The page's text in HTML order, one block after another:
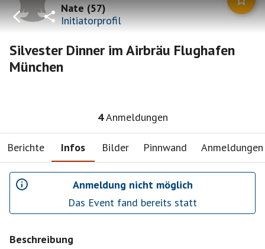
Nate(57)
Initiatorprofil
Silvester Dinner im Airbräu Flughafen
München
4Anmeldungen
Berichte Infos Bilder Pinnwand Anmeldungen
Anmeldung nicht möglich
Das Event fand bereits statt
Beschreibung